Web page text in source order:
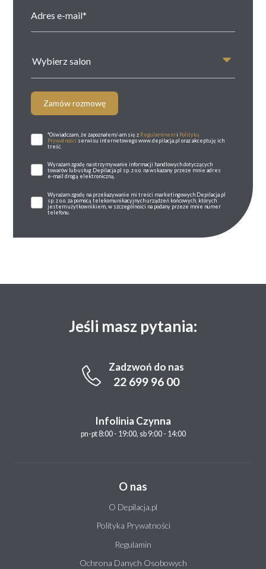
Wybierz salon
Zamów rozmowę
*Oświadczam, że zapoznałem/-am się z Regulaminemi Polityką
Prywatności serwisu internetowego www.depilacja.pl oraz akceptuję ich
treść.
Wyrażam zgodę na otrzymywanie informacji handlowych dotyczących
towarów lub usług Depilacja.pl sp. z o.o. na wskazany przeze mnie adres
e-mail drogą elektroniczną.
Wyrażam zgodę na przekazywanie mi treści marketingowych Depilacja.pl
sp. z o.o. za pomocą telekomunikacyjnych urządzeń końcowych, których
jestem użytkownikiem, w szczególności na podany przeze mnie numer
telefonu.
Jeśli masz pytania:
Zadzwoń do nas
22 699 96 00
Infolinia Czynna
pn-pt 8:00 - 19:00, sb 9:00 - 14:00
O nas
O Depilacja.pl
Polityka Prywatności
Regulamin
Ochrona Danych Osobowych